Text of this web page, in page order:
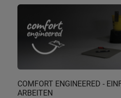
COMFORT ENGINEERED -
ARBEITEN